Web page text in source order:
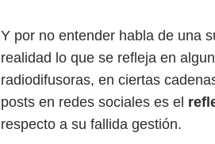
Y por no entender habla de una
realidad lo que se refleja en
radiodifusoras, en ciertas
posts en redes sociales es el
respecto a su fallida gestión.